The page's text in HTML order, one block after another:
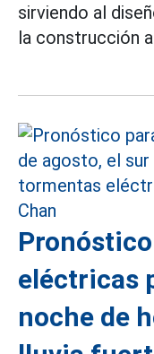
sirviendo al
la construcción
eléctricas
noche de